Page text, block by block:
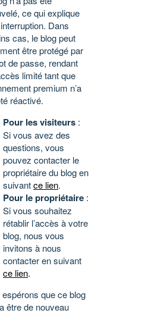
ce qui explique
Dans
cas, le blog peut
être protégé par
de passe, rendant
limité tant que
premium n’a
réactivé.
Pour les visiteurs :
Si vous avez des
questions, vous
pouvez contacter le
propriétaire du blog en
suivantce lien.
Pour le propriétaire :
Si vous souhaitez
rétablir l’accès à votre
blog, nous vous
invitons à nous
contacter en suivant
ce lien.
espérons que ce blog
être de nouveau